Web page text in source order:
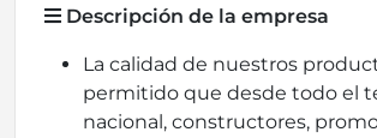
Descripción de la empresa
La calidad de nuestros
permitido que desde todo el
nacional, constructores,